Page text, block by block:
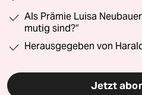
Als Prämie Luisa
mutig sind?“
Herausgegeben von
Jetzt